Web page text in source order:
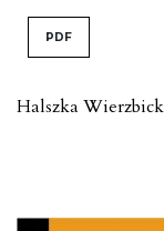
PDF
Halszka